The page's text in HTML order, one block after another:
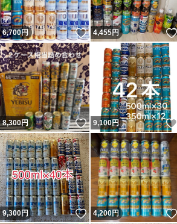
6,700円 いいね！
4,455円
8,300円 いいね！
9,100円
9,300円 いいね！
4,200円